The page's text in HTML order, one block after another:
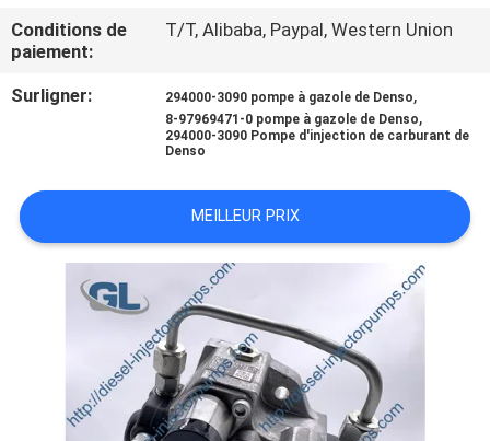
VISITE
DE
L'USINE
DE
LA
QUALITÉ
DEMANDEZ
DEVIS
Conditions de
paiement:
T/T, Alibaba, Paypal, Western Union
Surligner: 294000-3090 pompe à gazole de Denso,
8-97969471-0 pompe à gazole de Denso,
294000-3090 Pompe d'injection de carburant de
Denso
MEILLEUR PRIX